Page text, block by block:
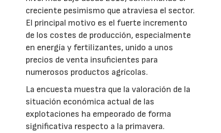
creciente pesimismo que atraviesa el sector.
El principal motivo es el fuerte incremento
de los costes de producción, especialmente
en energía y fertilizantes, unido a unos
precios de venta insuficientes para
numerosos productos agrícolas.
La encuesta muestra que la valoración de la
situación económica actual de las
explotaciones ha empeorado de forma
significativa respecto a la primavera.